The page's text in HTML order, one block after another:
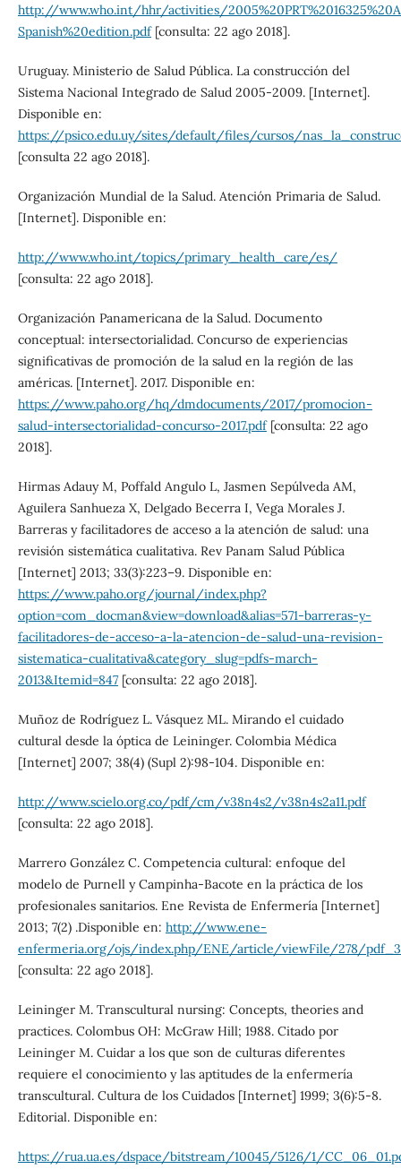
http://www.who.int/hhr/activities/
Spanish%20edition.pdf[consulta: 22 ago 2018].
Uruguay. Ministerio de Salud Pública. La construcción del
Sistema Nacional Integrado de Salud 2005-2009. [Internet].
Disponible en:
https://psico.edu.uy/sites/default/files/cursos/
[consulta 22 ago 2018].
Organización Mundial de la Salud. Atención Primaria de Salud.
[Internet]. Disponible en:
http://www.who.int/topics/primary_health_care/es/
[consulta: 22 ago 2018].
Organización Panamericana de la Salud. Documento
conceptual: intersectorialidad. Concurso de experiencias
significativas de promoción de la salud en la región de las
américas. [Internet]. 2017. Disponible en:
https://www.paho.org/hq/dmdocuments/2017/promocion-
salud-intersectorialidad-concurso-2017.pdf[consulta: 22 ago
2018].
Hirmas Adauy M, Poffald Angulo L, Jasmen Sepúlveda AM,
Aguilera Sanhueza X, Delgado Becerra I, Vega Morales J.
Barreras y facilitadores de acceso a la atención de salud: una
revisión sistemática cualitativa. Rev Panam Salud Pública
[Internet] 2013; 33(3):223–9. Disponible en:
https://www.paho.org/journal/index.php?
option=com_docman&view=download&alias=571-barreras-y-
facilitadores-de-acceso-a-la-atencion-de-salud-una-revision-
sistematica-cualitativa&category_slug=pdfs-march-
2013&Itemid=847[consulta: 22 ago 2018].
Muñoz de Rodríguez L. Vásquez ML. Mirando el cuidado
cultural desde la óptica de Leininger. Colombia Médica
[Internet] 2007; 38(4) (Supl 2):98-104. Disponible en:
http://www.scielo.org.co/pdf/cm/v38n4s2/v38n4s2a11.pdf
[consulta: 22 ago 2018].
Marrero González C. Competencia cultural: enfoque del
modelo de Purnell y Campinha-Bacote en la práctica de los
profesionales sanitarios. Ene Revista de Enfermería [Internet]
2013; 7(2) .Disponible en: http://www.ene-
enfermeria.org/ojs/index.php/ENE/article/viewFile/278/pdf_3
[consulta: 22 ago 2018].
Leininger M. Transcultural nursing: Concepts, theories and
practices. Colombus OH: McGraw Hill; 1988. Citado por
Leininger M. Cuidar a los que son de culturas diferentes
requiere el conocimiento y las aptitudes de la enfermería
transcultural. Cultura de los Cuidados [Internet] 1999; 3(6):5-8.
Editorial. Disponible en:
https://rua.ua.es/dspace/bitstream/10045/5126/1/